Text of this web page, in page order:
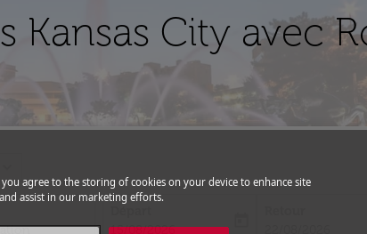
Kansas City avec
fc-booking-departure-date-aria-label
15/08/2026
fc-booking-
you agree to the storing of cookies on your device to enhance site
assist in our marketing efforts.